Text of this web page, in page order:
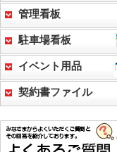
管理看板
駐車場看板
イベント用品
契約書ファイル